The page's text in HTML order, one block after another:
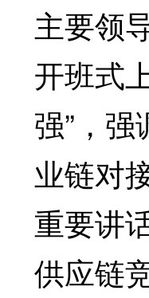
主要领
开班式
强”，
业链对
重要讲
供应链